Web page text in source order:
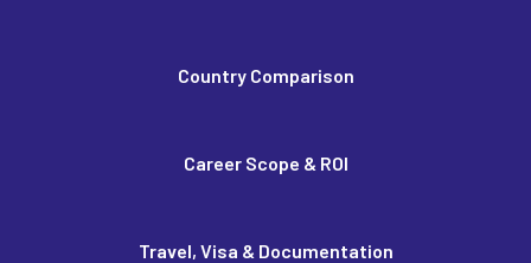
Country Comparison
Career Scope & ROI
Travel, Visa & Documentation